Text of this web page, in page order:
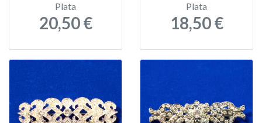
Plata
20,50 €
Plata
18,50 €